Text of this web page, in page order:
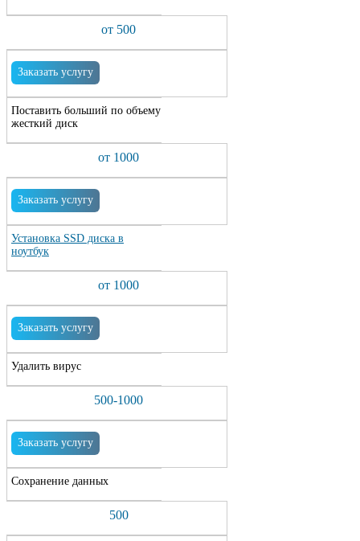
от 500
Заказать услугу
Поставить больший по объему
жесткий диск
от 1000
Заказать услугу
Установка SSD диска в
ноутбук
от 1000
Заказать услугу
Удалить вирус
500-1000
Заказать услугу
Сохранение данных
500